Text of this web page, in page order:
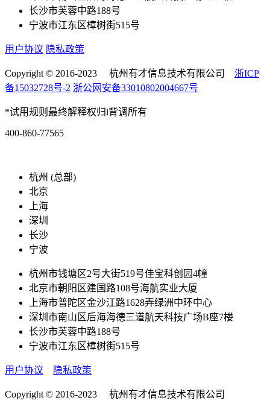
长沙市芙蓉中路188号
宁波市江东区樟树街515号
用户协议 隐私政策
Copyright © 2016-2023 杭州有才信息技术有限公司 浙ICP
备15032728号-2 浙公网安备33010802004667号
*试用规则最终解释权归i背调所有
400-860-77565
杭州 (总部)
北京
上海
深圳
长沙
宁波
杭州市钱塘区2号大街519号佳宝科创园4幢
北京市朝阳区建国路108号海航实业大厦
上海市普陀区金沙江路1628弄绿洲中环中心
深圳市南山区后海海德三道航天科技广场B座7楼
长沙市芙蓉中路188号
宁波市江东区樟树街515号
用户协议 隐私政策
Copyright © 2016-2023 杭州有才信息技术有限公司